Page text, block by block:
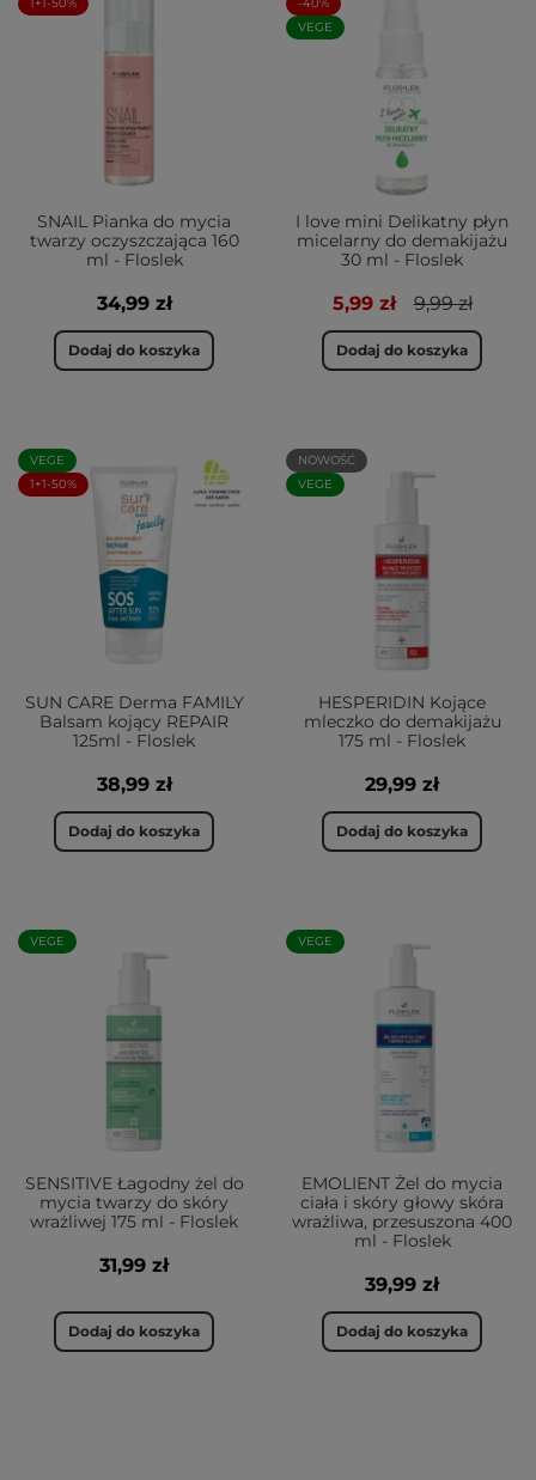
SNAIL Pianka do mycia
twarzy oczyszczająca 160
ml - Floslek
34,99 zł
Dodaj do koszyka
VEGE
I love mini Delikatny płyn
micelarny do demakijażu
30 ml - Floslek
5,99 zł 9,99 zł
Dodaj do koszyka
VEGE
1+1-50%
SUN CARE Derma FAMILY
Balsam kojący REPAIR
125ml - Floslek
38,99 zł
Dodaj do koszyka
NOWOŚĆ
VEGE
HESPERIDIN Kojące
mleczko do demakijażu
175 ml - Floslek
29,99 zł
Dodaj do koszyka
VEGE
SENSITIVE Łagodny żel do
mycia twarzy do skóry
wrażliwej 175 ml - Floslek
31,99 zł
Dodaj do koszyka
VEGE
EMOLIENT Żel do mycia
ciała i skóry głowy skóra
wrażliwa, przesuszona 400
ml - Floslek
39,99 zł
Dodaj do koszyka